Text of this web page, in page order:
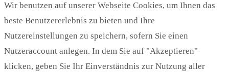
Wir benutzen auf unserer Webseite Cookies, um Ihnen das
beste Benutzererlebnis zu bieten und Ihre
Nutzereinstellungen zu speichern, sofern Sie einen
Nutzeraccount anlegen. In dem Sie auf "Akzeptieren"
klicken, geben Sie Ihr Einverständnis zur Nutzung aller